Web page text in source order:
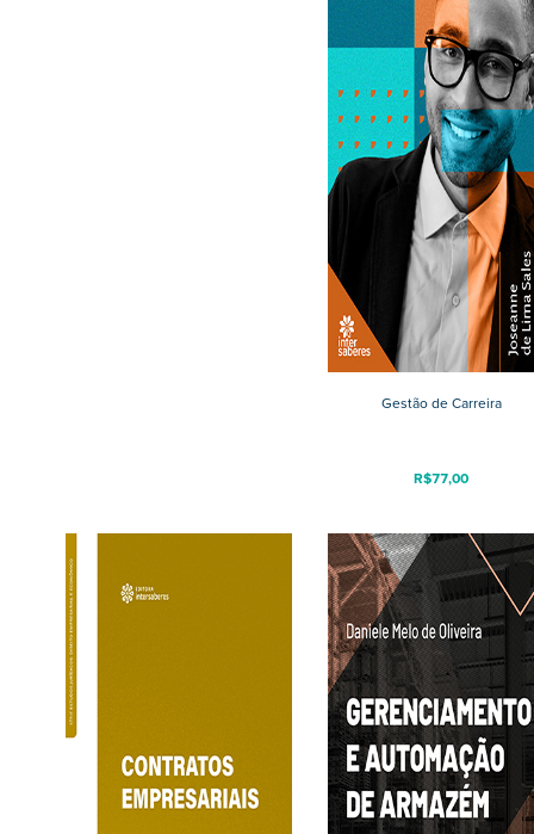
Gestão de Carreira
R$77,00